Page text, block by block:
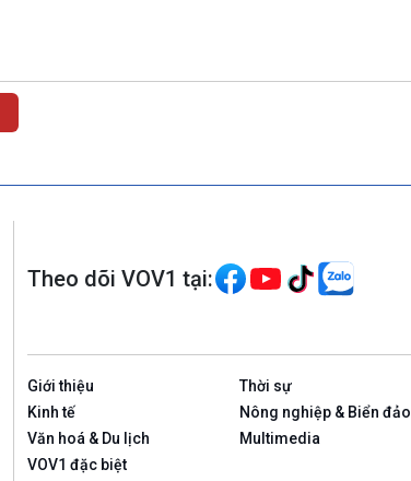
Theo dõi VOV1 tại:
Giới thiệu Thời sự
Kinh tế
Nông nghiệp & Biển đảo
Văn hoá & Du lịch
Multimedia
VOV1 đặc biệt